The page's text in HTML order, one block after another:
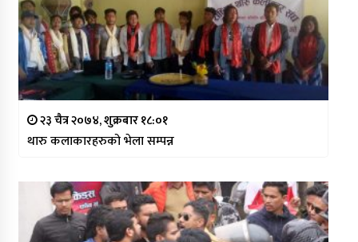
२३ चैत्र २०७४, शुक्रबार १८:०१
थारु कलाकारहरुको भेला सम्पन्न